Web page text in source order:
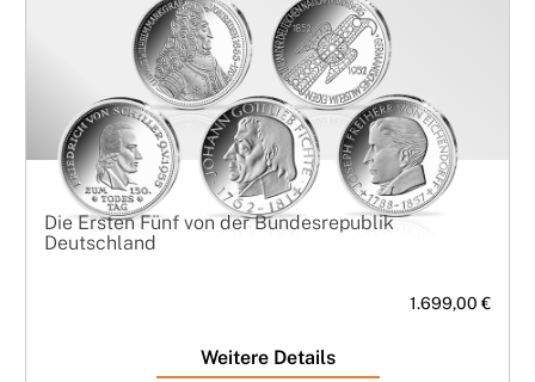
Die Ersten Fünf von der Bundesrepublik
Deutschland
1.699,00 €
Weitere Details